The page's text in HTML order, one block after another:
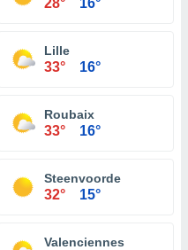
28° 16°
Lille
33° 16°
Roubaix
33° 16°
Steenvoorde
32° 15°
Valenciennes